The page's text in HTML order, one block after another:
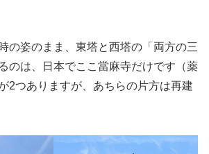
の姿のまま、東塔と西塔の「両方の三
のは、日本でここ當麻寺だけです（薬
2つありますが、あちらの片方は再建